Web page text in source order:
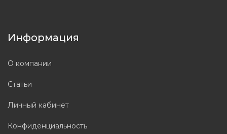
Информация
О компании
Статьи
Личный кабинет
Конфиденциальность